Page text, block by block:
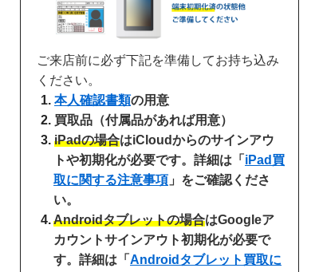
ご来店前に必ず下記を準備してお持ち込み
ください。
本人確認書類の用意
買取品（付属品があれば用意）
iPadの場合はiCloudからのサインアウ
トや初期化が必要です。詳細は「 iPad買
取に関する注意事項 」をご確認くださ
い。
Androidタブレットの場合はGoogleア
カウントサインアウト初期化が必要で
す。詳細は「 Androidタブレット買取に